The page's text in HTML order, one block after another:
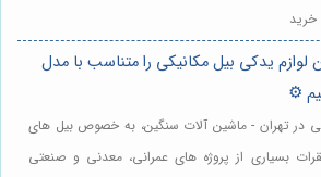
لوازم یدکی بیل مکانیکی را متناسب با مدل
⚙️
در تهران - ماشین آلات سنگین، به خصوص بیل های
بسیاری از پروژه های عمرانی، معدنی و صنعتی